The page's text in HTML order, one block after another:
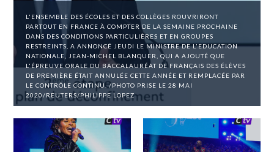
L'ENSEMBLE DES ÉCOLES ET DES COLLÈGES ROUVRIRONT
PARTOUT EN FRANCE À COMPTER DE LA SEMAINE PROCHAINE
DANS DES CONDITIONS PARTICULIÈRES ET EN GROUPES
RESTREINTS, A ANNONCÉ JEUDI LE MINISTRE DE L'EDUCATION
NATIONALE, JEAN-MICHEL BLANQUER, QUI A AJOUTÉ QUE
L'ÉPREUVE ORALE DU BACCALAURÉAT DE FRANÇAIS DES ÉLÈVES
DE PREMIÈRE ÉTAIT ANNULÉE CETTE ANNÉE ET REMPLACÉE PAR
LE CONTRÔLE CONTINU. /PHOTO PRISE LE 28 MAI
2020/REUTERS/PHILIPPE LOPEZ